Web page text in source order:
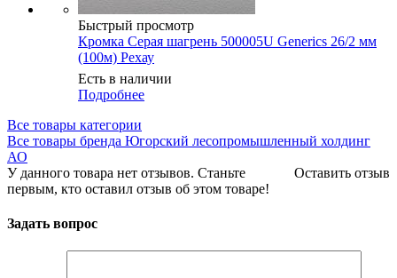
Быстрый просмотр
Кромка Серая шагрень 500005U Generics 26/2 мм
(100м) Рехау
Есть в наличии
Подробнее
Все товары категории
Все товары бренда Югорский лесопромышленный холдинг
АО
Оставить отзыв
У данного товара нет отзывов. Станьте
первым, кто оставил отзыв об этом товаре!
Задать вопрос